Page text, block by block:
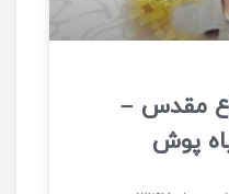
مقدس –
پوش